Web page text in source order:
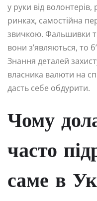
у руки від
ринках, самостійна
звичкою. Фальшивки
вони з’являються, то
Знання деталей
власника валюти на
дасть себе обдурити.
Чому
часто
саме в